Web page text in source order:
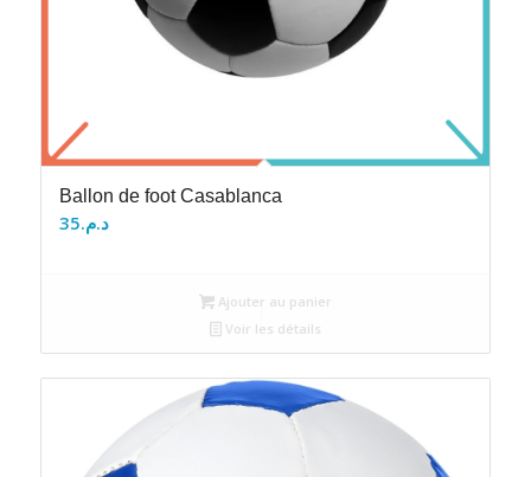
Ballon de foot Casablanca
د.م.35
Ajouter au panier
Voir les détails